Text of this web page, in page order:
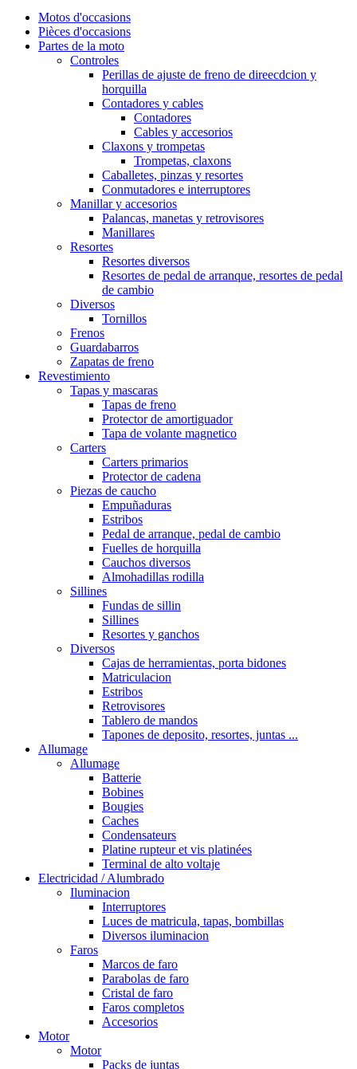
Motos d'occasions
Pièces d'occasions
Partes de la moto
Controles
Perillas de ajuste de freno de direecdcion y
horquilla
Contadores y cables
Contadores
Cables y accesorios
Claxons y trompetas
Trompetas, claxons
Caballetes, pinzas y resortes
Conmutadores e interruptores
Manillar y accesorios
Palancas, manetas y retrovisores
Manillares
Resortes
Resortes diversos
Resortes de pedal de arranque, resortes de pedal
de cambio
Diversos
Tornillos
Frenos
Guardabarros
Zapatas de freno
Revestimiento
Tapas y mascaras
Tapas de freno
Protector de amortiguador
Tapa de volante magnetico
Carters
Carters primarios
Protector de cadena
Piezas de caucho
Empuñaduras
Estribos
Pedal de arranque, pedal de cambio
Fuelles de horquilla
Cauchos diversos
Almohadillas rodilla
Sillines
Fundas de sillin
Sillines
Resortes y ganchos
Diversos
Cajas de herramientas, porta bidones
Matriculacion
Estribos
Retrovisores
Tablero de mandos
Tapones de deposito, resortes, juntas ...
Allumage
Allumage
Batterie
Bobines
Bougies
Caches
Condensateurs
Platine rupteur et vis platinées
Terminal de alto voltaje
Electricidad / Alumbrado
Iluminacion
Interruptores
Luces de matricula, tapas, bombillas
Diversos iluminacion
Faros
Marcos de faro
Parabolas de faro
Cristal de faro
Faros completos
Accesorios
Motor
Motor
Packs de juntas